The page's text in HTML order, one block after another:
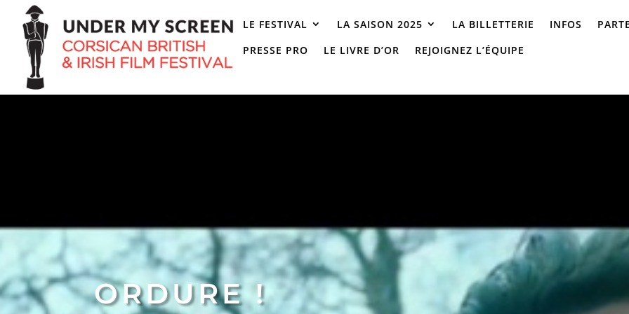
LE FESTIVAL LA SAISON 2025 LA BILLETTERIE INFOS
PRESSE PRO
LE LIVRE D’OR REJOIGNEZ L’ÉQUIPE
ORDURE !